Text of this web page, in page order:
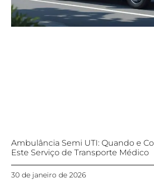
Ambulância Semi UTI: Quando e
Este Serviço de Transporte Médico
30 de janeiro de 2026